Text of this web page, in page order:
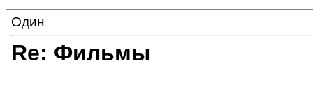
Один
Re: Фильмы